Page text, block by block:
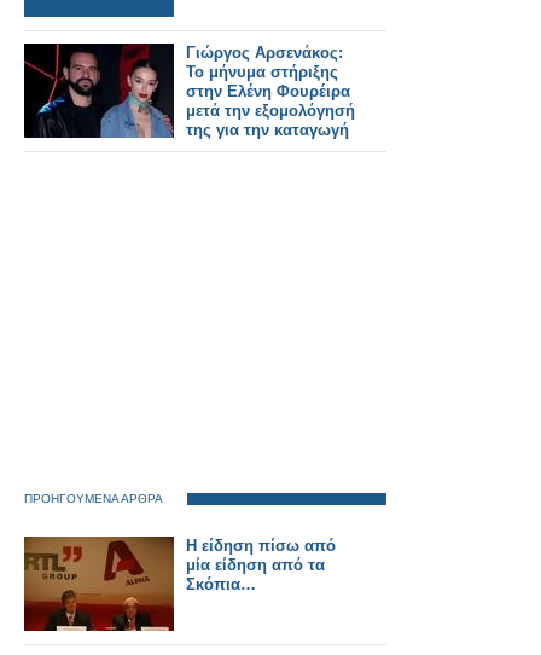
Γιώργος Αρσενάκος:
Το μήνυμα στήριξης
στην Ελένη Φουρέιρα
μετά την εξομολόγησή
της για την καταγωγή
της
ΠΡΟΗΓΟΥΜΕΝΑ ΑΡΘΡΑ
Η είδηση πίσω από
μία είδηση από τα
Σκόπια…